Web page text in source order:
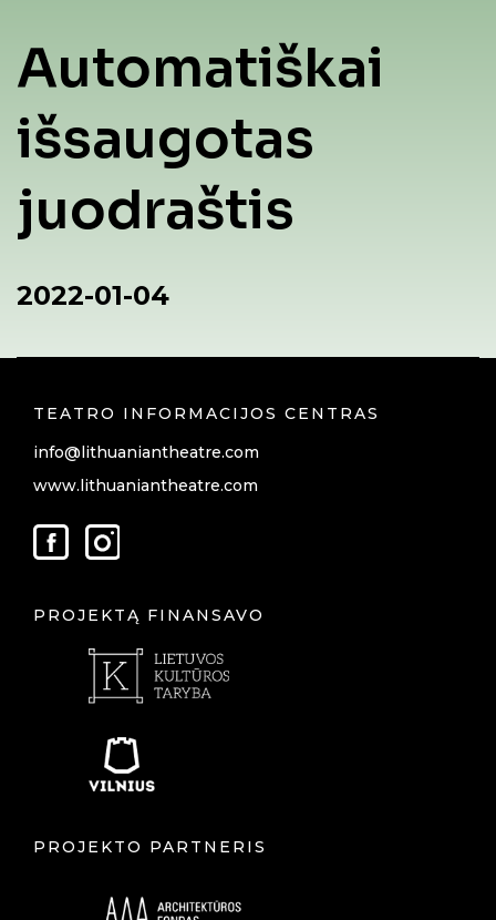
Automatiškai
išsaugotas
juodraštis
2022-01-04
TEATRO INFORMACIJOS CENTRAS
info@lithuaniantheatre.com
www.lithuaniantheatre.com
PROJEKTĄ FINANSAVO
PROJEKTO PARTNERIS